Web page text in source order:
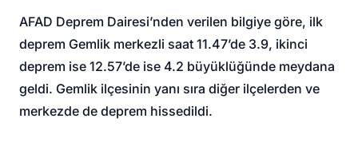
AFAD Deprem Dairesi’nden verilen bilgiye göre, ilk
deprem Gemlik merkezli saat 11.47’de 3.9, ikinci
deprem ise 12.57’de ise 4.2 büyüklüğünde meydana
geldi. Gemlik ilçesinin yanı sıra diğer ilçelerden ve
merkezde de deprem hissedildi.